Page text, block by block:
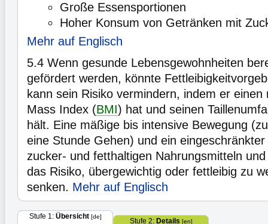
Große Essensportionen
Hoher Konsum von Getränken mit
Mehr auf Englisch
5.4 Wenn gesunde Lebensgewohnheiten
gefördert werden, könnte
kann sein Risiko vermindern, indem er einen
Mass Index (BMI) hat und seinen
hält. Eine mäßige bis intensive Bewegung
eine Stunde Gehen) und ein
zucker- und fetthaltigen Nahrungsmitteln
das Risiko, übergewichtig oder fettleibig zu
senken. Mehr auf Englisch
Stufe 1: Übersicht[de]
Stufe 2: Details [en]